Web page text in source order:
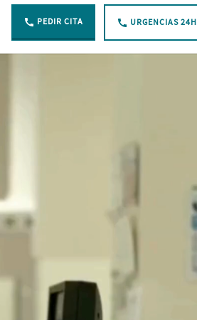
PEDIR CITA URGENCIAS 24H